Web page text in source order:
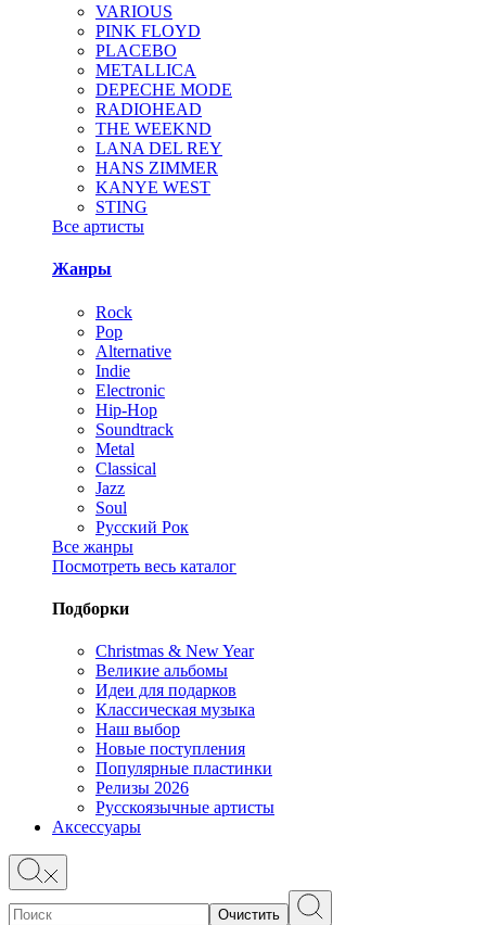
VARIOUS
PINK FLOYD
PLACEBO
METALLICA
DEPECHE MODE
RADIOHEAD
THE WEEKND
LANA DEL REY
HANS ZIMMER
KANYE WEST
STING
Все артисты
Жанры
Rock
Pop
Alternative
Indie
Electronic
Hip-Hop
Soundtrack
Metal
Classical
Jazz
Soul
Русский Рок
Все жанры
Посмотреть весь каталог
Подборки
Christmas & New Year
Великие альбомы
Идеи для подарков
Классическая музыка
Наш выбор
Новые поступления
Популярные пластинки
Релизы 2026
Русскоязычные артисты
Аксессуары
Очистить